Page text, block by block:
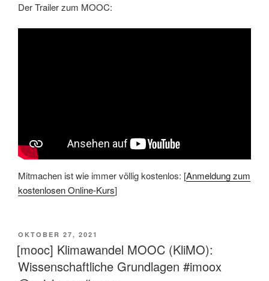
Der Trailer zum MOOC:
Mitmachen ist wie immer völlig kostenlos: [Anmeldung zum
kostenlosen Online-Kurs]
VERÖFFENTLICHT
AM
OKTOBER 27, 2021
[mooc] Klimawandel MOOC (KliMO):
Wissenschaftliche Grundlagen #imoox